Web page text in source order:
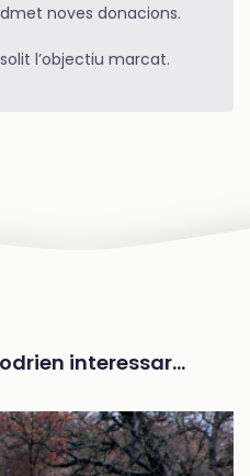
noves donacions.
l’objectiu marcat.
interessar…